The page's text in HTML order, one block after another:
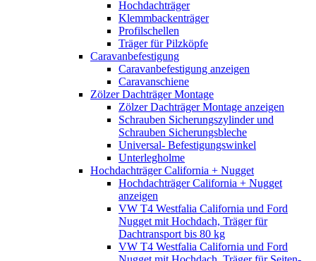
Hochdachträger
Klemmbackenträger
Profilschellen
Träger für Pilzköpfe
Caravanbefestigung
Caravanbefestigung anzeigen
Caravanschiene
Zölzer Dachträger Montage
Zölzer Dachträger Montage anzeigen
Schrauben Sicherungszylinder und
Schrauben Sicherungsbleche
Universal- Befestigungswinkel
Unterlegholme
Hochdachträger California + Nugget
Hochdachträger California + Nugget
anzeigen
VW T4 Westfalia California und Ford
Nugget mit Hochdach, Träger für
Dachtransport bis 80 kg
VW T4 Westfalia California und Ford